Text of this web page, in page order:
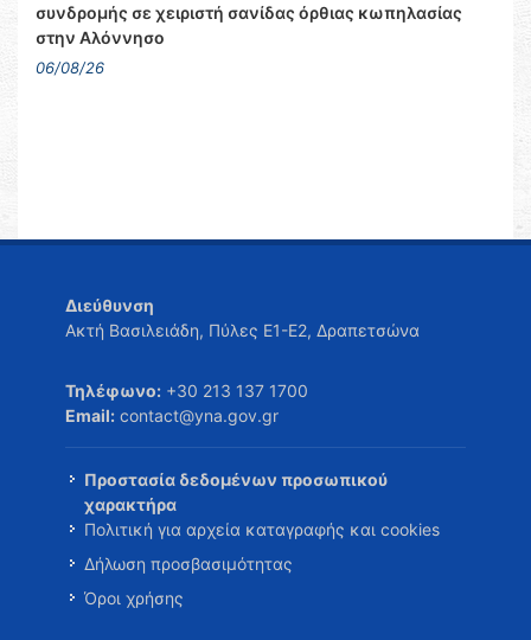
συνδρομής σε χειριστή σανίδας όρθιας κωπηλασίας
στην Αλόννησο
06/08/26
Διεύθυνση
Ακτή Βασιλειάδη, Πύλες Ε1-Ε2, Δραπετσώνα
Τηλέφωνο: +30 213 137 1700
Email: contact@yna.gov.gr
Προστασία δεδομένων προσωπικού
χαρακτήρα
Πολιτική για αρχεία καταγραφής και cookies
Δήλωση προσβασιμότητας
Όροι χρήσης